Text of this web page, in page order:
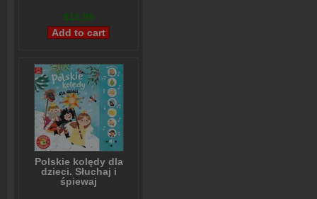
$15,99
Polskie kolędy dla
dzieci. Słuchaj i
śpiewaj